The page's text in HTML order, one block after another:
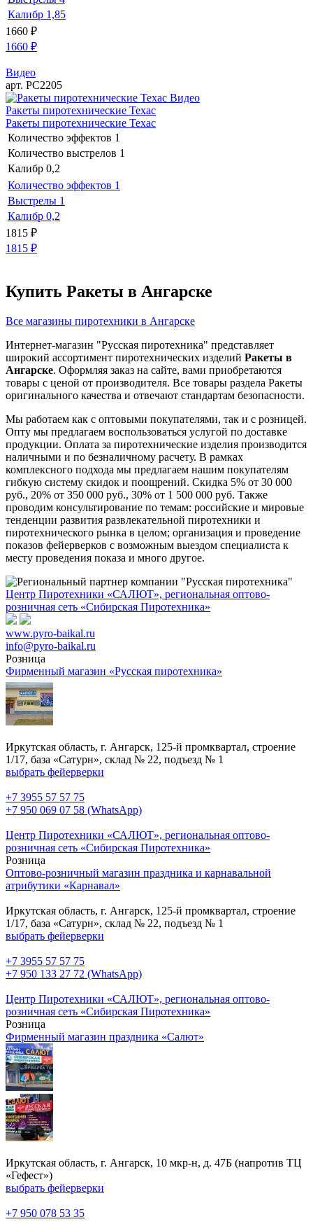
Калибр 1,85
1660 ₽
1660 ₽
Видео
арт. РС2205
Видео
Ракеты пиротехнические Техас
Ракеты пиротехнические Техас
Количество эффектов 1
Количество выстрелов 1
Калибр 0,2
Количество эффектов 1
Выстрелы 1
Калибр 0,2
1815 ₽
1815 ₽
Купить Ракеты в Ангарске
Все магазины пиротехники в Ангарске
Интернет-магазин "Русская пиротехника" представляет
широкий ассортимент пиротехнических изделий Ракеты в
Ангарске. Оформляя заказ на сайте, вами приобретаются
товары с ценой от производителя. Все товары раздела Ракеты
оригинального качества и отвечают стандартам безопасности.
Мы работаем как с оптовыми покупателями, так и с розницей.
Опту мы предлагаем воспользоваться услугой по доставке
продукции. Оплата за пиротехнические изделия производится
наличными и по безналичному расчету. В рамках
комплексного подхода мы предлагаем нашим покупателям
гибкую систему скидок и поощрений. Скидка 5% от 30 000
руб., 20% от 350 000 руб., 30% от 1 500 000 руб. Также
проводим консультирование по темам: российские и мировые
тенденции развития развлекательной пиротехники и
пиротехнического рынка в целом; организация и проведение
показов фейерверков с возможным выездом специалиста к
месту проведения показа и много другое.
Центр Пиротехники «САЛЮТ», региональная оптово-
розничная сеть «Сибирская Пиротехника»
www.pyro-baikal.ru
info@pyro-baikal.ru
Розница
Фирменный магазин «Русская пиротехника»
Иркутская область, г. Ангарск, 125-й промквартал, строение
1/17, база «Сатурн», склад № 22, подъезд № 1
выбрать фейерверки
+7 3955 57 57 75
+7 950 069 07 58 (WhatsApp)
Центр Пиротехники «САЛЮТ», региональная оптово-
розничная сеть «Сибирская Пиротехника»
Розница
Оптово-розничный магазин праздника и карнавальной
атрибутики «Карнавал»
Иркутская область, г. Ангарск, 125-й промквартал, строение
1/17, база «Сатурн», склад № 22, подъезд № 1
выбрать фейерверки
+7 3955 57 57 75
+7 950 133 27 72 (WhatsApp)
Центр Пиротехники «САЛЮТ», региональная оптово-
розничная сеть «Сибирская Пиротехника»
Розница
Фирменный магазин праздника «Салют»
Иркутская область, г. Ангарск, 10 мкр-н, д. 47Б (напротив ТЦ
«Гефест»)
выбрать фейерверки
+7 950 078 53 35